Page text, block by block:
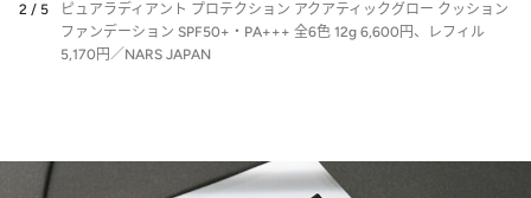
2 / 5
ピュアラディアント プロテクション アクアティックグロー クッション
ファンデーション SPF50+・PA+++ 全6色 12g 6,600円、レフィル
5,170円／NARS JAPAN